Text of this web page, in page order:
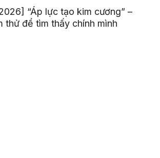
“Áp lực tạo kim cương” –
thử để tìm thấy chính mình